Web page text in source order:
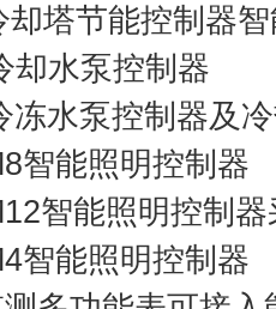
却塔节能控制器
却水泵控制器
冻水泵控制器及
智能照明控制器
智能照明控制
智能照明控制器